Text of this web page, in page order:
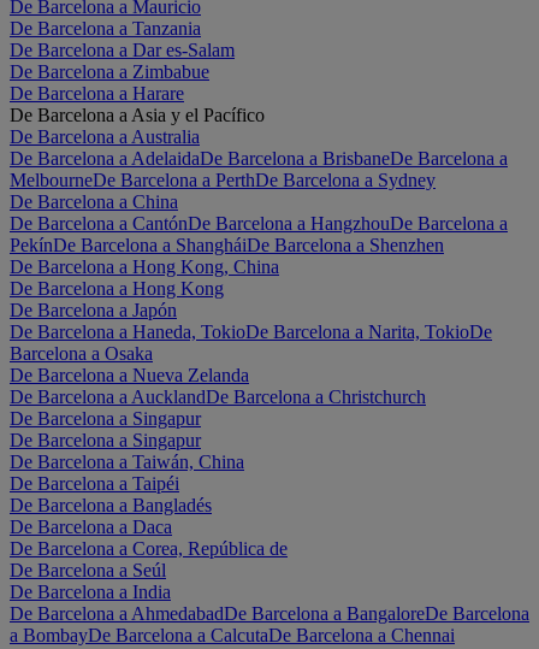
De Barcelona a Mauricio
De Barcelona a Tanzania
De Barcelona a Dar es-Salam
De Barcelona a Zimbabue
De Barcelona a Harare
De Barcelona a Asia y el Pacífico
De Barcelona a Australia
De Barcelona a AdelaidaDe Barcelona a BrisbaneDe Barcelona a
MelbourneDe Barcelona a PerthDe Barcelona a Sydney
De Barcelona a China
De Barcelona a CantónDe Barcelona a HangzhouDe Barcelona a
PekínDe Barcelona a ShangháiDe Barcelona a Shenzhen
De Barcelona a Hong Kong, China
De Barcelona a Hong Kong
De Barcelona a Japón
De Barcelona a Haneda, TokioDe Barcelona a Narita, TokioDe
Barcelona a Osaka
De Barcelona a Nueva Zelanda
De Barcelona a AucklandDe Barcelona a Christchurch
De Barcelona a Singapur
De Barcelona a Singapur
De Barcelona a Taiwán, China
De Barcelona a Taipéi
De Barcelona a Bangladés
De Barcelona a Daca
De Barcelona a Corea, República de
De Barcelona a Seúl
De Barcelona a India
De Barcelona a AhmedabadDe Barcelona a BangaloreDe Barcelona
a BombayDe Barcelona a CalcutaDe Barcelona a Chennai